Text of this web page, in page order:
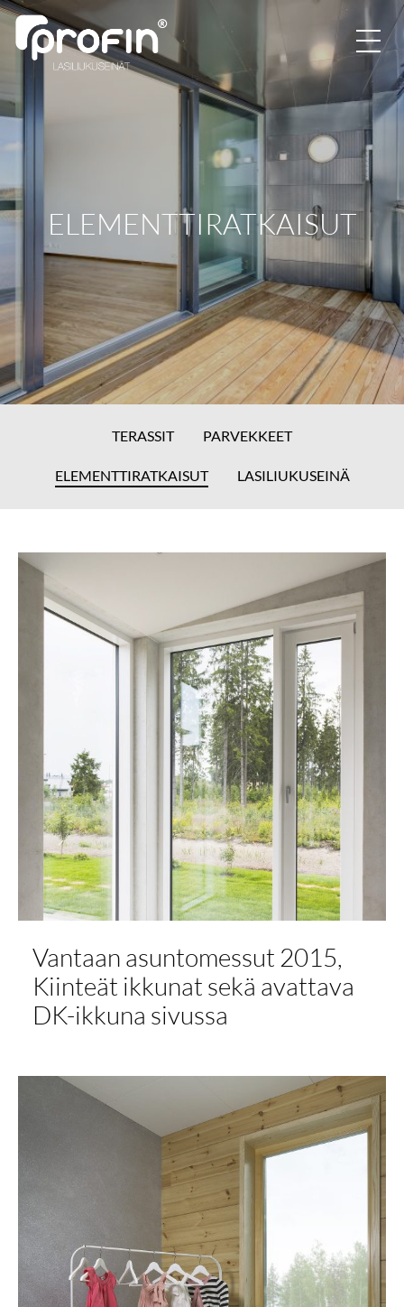
ELEMENTTIRATKAISUT
TERASSIT PARVEKKEET
ELEMENTTIRATKAISUT LASILIUKUSEINÄ
Vantaan asuntomessut 2015,
Kiinteät ikkunat sekä avattava
DK-ikkuna sivussa